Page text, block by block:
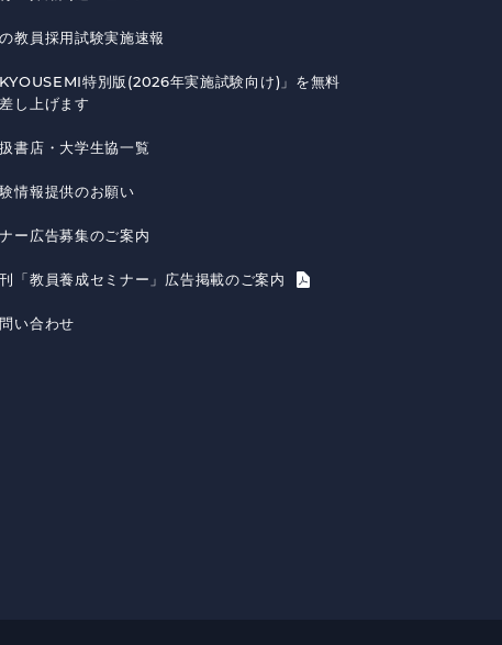
教員採用試験実施速報
KYOUSEMI特別版(2026年実施試験向け)」を無料
し上げます
書店・大学生協一覧
情報提供のお願い
ー広告募集のご案内
「教員養成セミナー」広告掲載のご案内
い合わせ